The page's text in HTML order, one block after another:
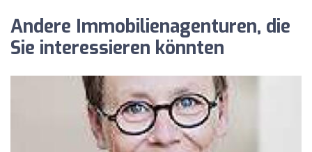
Andere Immobilienagenturen, die
Sie interessieren könnten